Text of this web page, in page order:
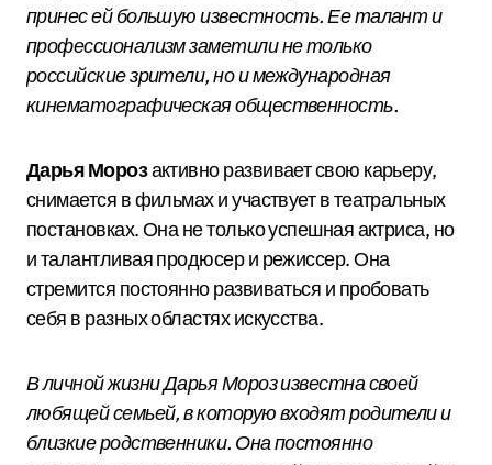
принес ей большую известность. Ее талант и
профессионализм заметили не только
российские зрители, но и международная
кинематографическая общественность.
Дарья Морозактивно развивает свою карьеру,
снимается в фильмах и участвует в театральных
постановках. Она не только успешная актриса, но
и талантливая продюсер и режиссер. Она
стремится постоянно развиваться и пробовать
себя в разных областях искусства.
В личной жизни Дарья Мороз известна своей
любящей семьей, в которую входят родители и
близкие родственники. Она постоянно